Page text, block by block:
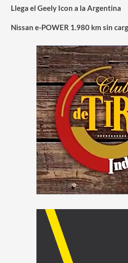
Llega el Geely Icon a la Argentina
Nissan e-POWER 1.980 km sin